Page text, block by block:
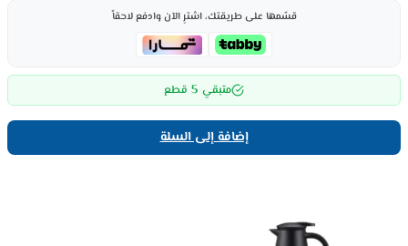
قسّمها على طريقتك، اشترِ الآن وادفع لاحقاً
متبقي 5 قطع
إضافة إلى السلة